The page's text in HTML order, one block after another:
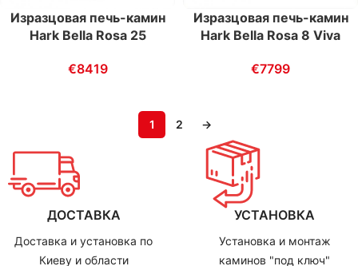
Изразцовая печь-камин
Hark Bella Rosa 25
€8419
Изразцовая печь-камин
Hark Bella Rosa 8 Viva
€7799
1 2 →
ДОСТАВКА
Доставка и установка по
Киеву и области
УСТАНОВКА
Установка и монтаж
каминов "под ключ"